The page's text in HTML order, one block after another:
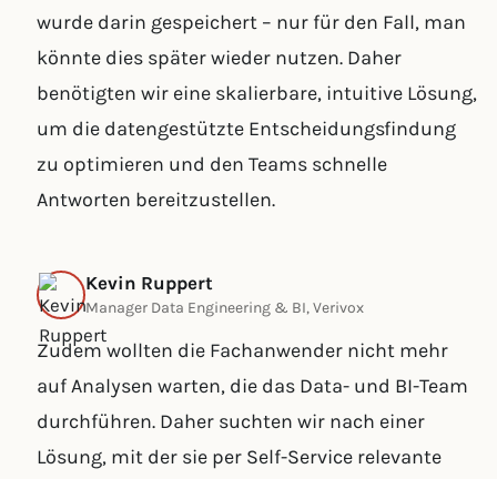
wurde darin gespeichert – nur für den Fall, man
könnte dies später wieder nutzen. Daher
benötigten wir eine skalierbare, intuitive Lösung,
um die datengestützte Entscheidungsfindung
zu optimieren und den Teams schnelle
Antworten bereitzustellen.
Kevin Ruppert
Manager Data Engineering & BI, Verivox
Zudem wollten die Fachanwender nicht mehr
auf Analysen warten, die das Data- und BI-Team
durchführen. Daher suchten wir nach einer
Lösung, mit der sie per Self-Service relevante